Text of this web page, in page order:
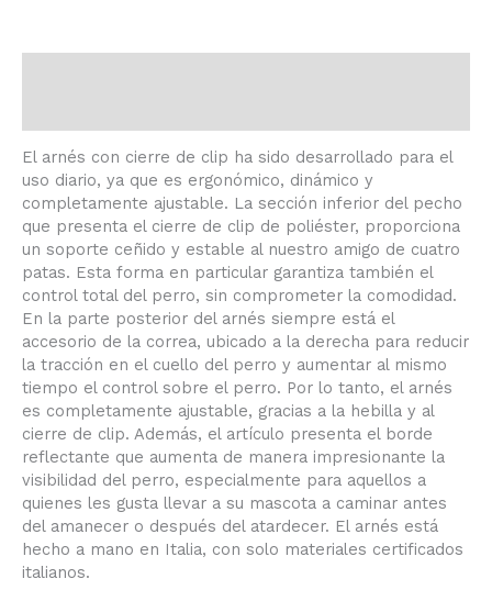
El arnés con cierre de clip ha sido desarrollado para el
uso diario, ya que es ergonómico, dinámico y
completamente ajustable. La sección inferior del pecho
que presenta el cierre de clip de poliéster, proporciona
un soporte ceñido y estable al nuestro amigo de cuatro
patas. Esta forma en particular garantiza también el
control total del perro, sin comprometer la comodidad.
En la parte posterior del arnés siempre está el
accesorio de la correa, ubicado a la derecha para reducir
la tracción en el cuello del perro y aumentar al mismo
tiempo el control sobre el perro. Por lo tanto, el arnés
es completamente ajustable, gracias a la hebilla y al
cierre de clip. Además, el artículo presenta el borde
reflectante que aumenta de manera impresionante la
visibilidad del perro, especialmente para aquellos a
quienes les gusta llevar a su mascota a caminar antes
del amanecer o después del atardecer. El arnés está
hecho a mano en Italia, con solo materiales certificados
italianos.